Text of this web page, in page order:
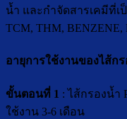
น้ำ และกำจัดสารเคมีที่
TCM, THM,
อายุการใช้งานของไส้กร
ขั้นตอนที่ 1 : ไส้กรองน้ำ
ใช้งาน 3-6 เดือน